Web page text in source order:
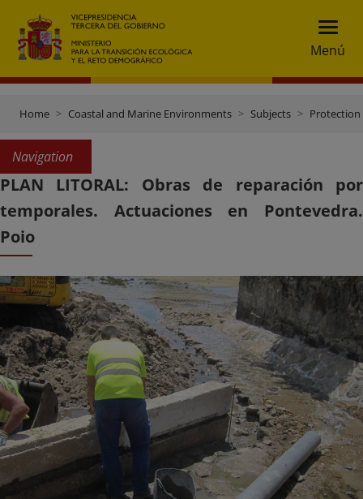
Menú
Home Coastal and Marine Environments Subjects
Navigation
PLAN LITORAL: Obras de reparación por
temporales. Actuaciones en Pontevedra.
Poio